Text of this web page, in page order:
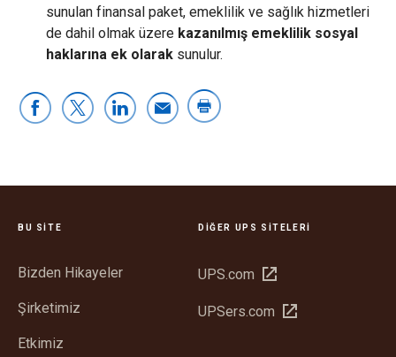
sunulan finansal paket, emeklilik ve sağlık hizmetleri
de dahil olmak üzere kazanılmış emeklilik sosyal
haklarına ek olarak sunulur.
BU SITE
Bizden Hikayeler
Şirketimiz
Etkimiz
DIĞER UPS SITELERI
UPS.com Yeni
aç
UPSers.com Yeni